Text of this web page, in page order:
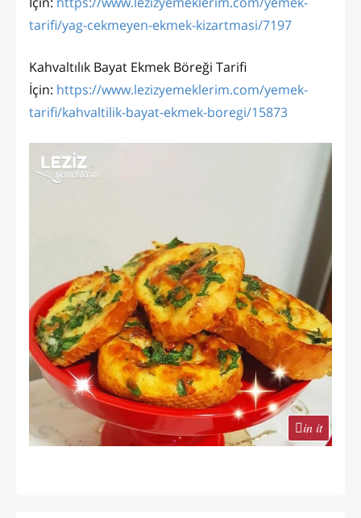
tarifi/yag-cekmeyen-ekmek-kizartmasi/7197
Kahvaltılık Bayat Ekmek Böreği Tarifi
İçin: https://www.lezizyemeklerim.com/yemek-
tarifi/kahvaltilik-bayat-ekmek-boregi/15873
in it